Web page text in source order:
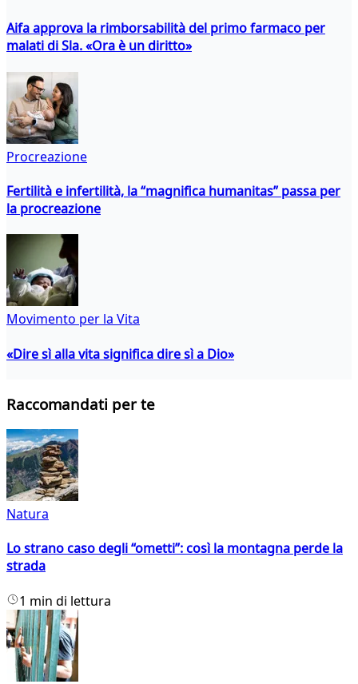
Aifa approva la rimborsabilità del primo farmaco per
malati di Sla. «Ora è un diritto»
Procreazione
Fertilità e infertilità, la “magnifica humanitas” passa per
la procreazione
Movimento per la Vita
«Dire sì alla vita significa dire sì a Dio»
Raccomandati per te
Natura
Lo strano caso degli “ometti”: così la montagna perde la
strada
1 min di lettura